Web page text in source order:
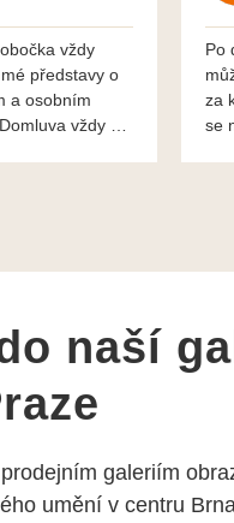
vždy
představy o
a osobním
vždy na
a doporučuji se
napsáno - na
šperky z
Papoušková
Po
za
se
naší
galeriím
umění v centru